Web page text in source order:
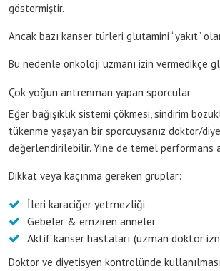
göstermiştir.
Ancak bazı kanser türleri glutamini “yakıt”
Bu nedenle onkoloji uzmanı izin vermedikçe
Çok yoğun antrenman yapan sporcular
Eğer bağışıklık sistemi çökmesi, sindirim
tükenme yaşayan bir sporcuysanız doktor/
değerlendirilebilir. Yine de temel performans
Dikkat veya kaçınma gereken gruplar:
İleri karaciğer yetmezliği
Gebeler & emziren anneler
Aktif kanser hastaları (uzman doktor
Doktor ve diyetisyen kontrolünde